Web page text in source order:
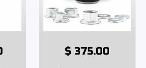
$ 375.00